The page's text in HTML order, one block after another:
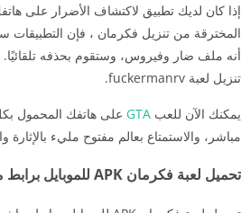
إذا كان لديك تطبيق لاكتشاف الأضرار على
المخترقة من تنزيل فكرمان ، فإن
أنه ملف ضار وفيروس، وستقوم بحذفه
تنزيل لعبة fuckermanrv.
يمكنك الآن للعب GTA على هاتفك المحمول
مباشر، والاستمتاع بعالم مفتوح مليء بالإثارة
تحميل لعبة فكرمان APK للموبايل برابط مباشر